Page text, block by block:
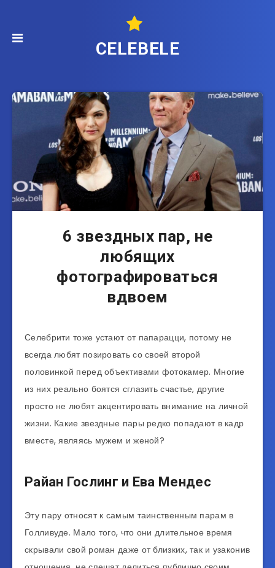
CELEBELE
6 звездных пар, не
любящих
фотографироваться
вдвоем
Селебрити тоже устают от папарацци, потому не
всегда любят позировать со своей второй
половинкой перед объективами фотокамер. Многие
из них реально боятся сглазить счастье, другие
просто не любят акцентировать внимание на личной
жизни. Какие звездные пары редко попадают в кадр
вместе, являясь мужем и женой?
Райан Гослинг и Ева Мендес
Эту пару относят к самым таинственным парам в
Голливуде. Мало того, что они длительное время
скрывали свой роман даже от близких, так и узаконив